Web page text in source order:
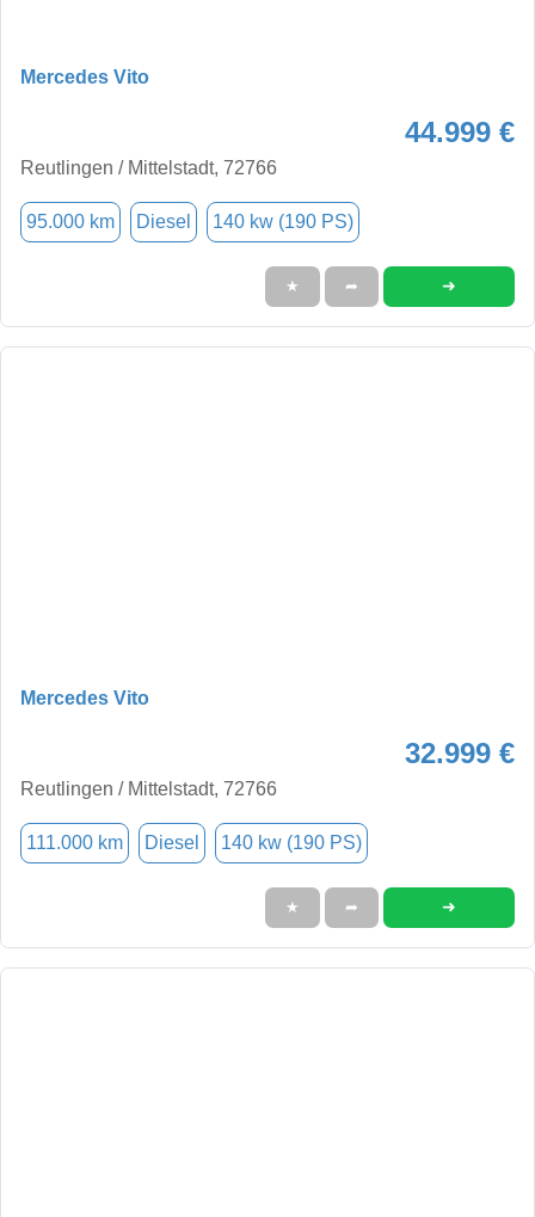
Mercedes Vito
44.999 €
Reutlingen / Mittelstadt, 72766
95.000 km Diesel 140 kw (190 PS)
★ ➦ ➜
Mercedes Vito
32.999 €
Reutlingen / Mittelstadt, 72766
111.000 km Diesel 140 kw (190 PS)
★ ➦ ➜